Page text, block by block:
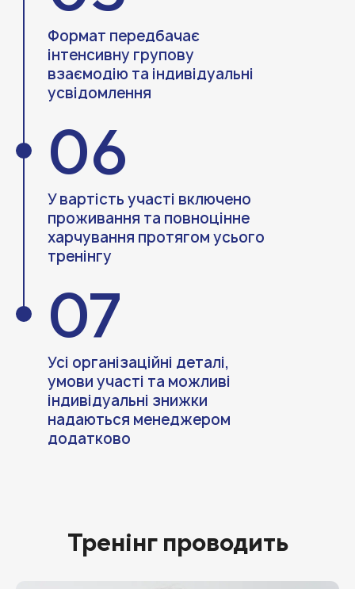
Формат передбачає
інтенсивну групову
взаємодію та індивідуальні
усвідомлення
06
У вартість участі включено
проживання та повноцінне
харчування протягом усього
тренінгу
07
Усі організаційні деталі,
умови участі та можливі
індивідуальні знижки
надаються менеджером
додатково
Тренінг проводить